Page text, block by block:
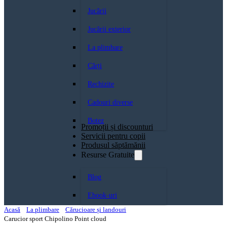
Jucării
Jucării exterior
La plimbare
Cărți
Rechizite
Cadouri diverse
Botez
Promoții și discounturi
Servicii pentru copii
Produsul săptămănii
Resurse Gratuite
Blog
Ebook-uri
Acasă
La plimbare
Cărucioare și landouri
Carucior sport Chipolino Point cloud